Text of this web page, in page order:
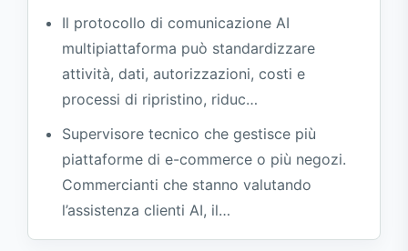
Domande frequenti
Il protocollo AI Ready sostituirà le API
native di ciascuna piattaforma?
Il protocollo unificato sacrificherà le
funzionalità della piattaforma?
Perché ciascun plugin AI non può
controllare le proprie autorizzazioni?
Riferimenti
Il protocollo di comunicazione AI
multipiattaforma può standardizzare
attività, dati, autorizzazioni, costi e
processi di ripristino, riduc…
Supervisore tecnico che gestisce più
piattaforme di e-commerce o più negozi.
Commercianti che stanno valutando
l’assistenza clienti AI, il…